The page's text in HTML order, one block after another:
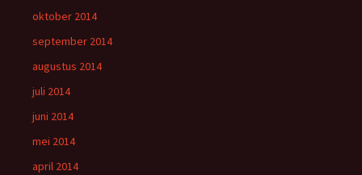
oktober 2014
september 2014
augustus 2014
juli 2014
juni 2014
mei 2014
april 2014